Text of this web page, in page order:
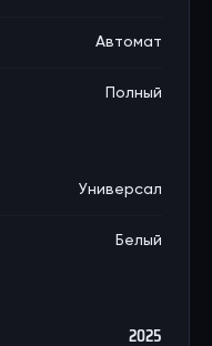
Автомат
Полный
Универсал
Белый
2025